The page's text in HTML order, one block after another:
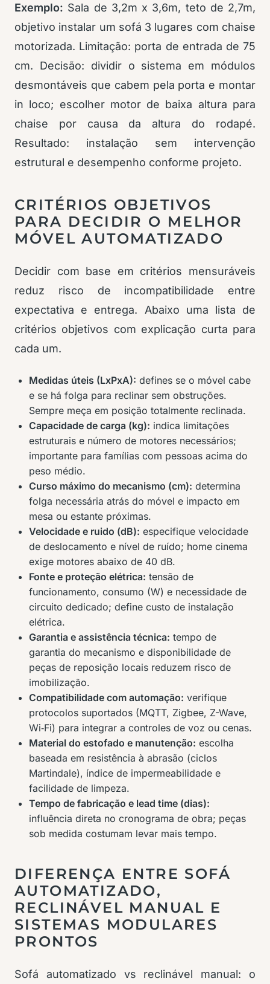
Exemplo: Sala de 3,2m x 3,6m, teto de 2,7m,
objetivo instalar um sofá 3 lugares com chaise
motorizada. Limitação: porta de entrada de 75
cm. Decisão: dividir o sistema em módulos
desmontáveis que cabem pela porta e montar
in loco; escolher motor de baixa altura para
chaise por causa da altura do rodapé.
Resultado: instalação sem intervenção
estrutural e desempenho conforme projeto.
CRITÉRIOS OBJETIVOS
PARA DECIDIR O MELHOR
MÓVEL AUTOMATIZADO
Decidir com base em critérios mensuráveis
reduz risco de incompatibilidade entre
expectativa e entrega. Abaixo uma lista de
critérios objetivos com explicação curta para
cada um.
Medidas úteis (LxPxA): defines se o móvel cabe
e se há folga para reclinar sem obstruções.
Sempre meça em posição totalmente reclinada.
Capacidade de carga (kg): indica limitações
estruturais e número de motores necessários;
importante para famílias com pessoas acima do
peso médio.
Curso máximo do mecanismo (cm): determina
folga necessária atrás do móvel e impacto em
mesa ou estante próximas.
Velocidade e ruido (dB): especifique velocidade
de deslocamento e nível de ruído; home cinema
exige motores abaixo de 40 dB.
Fonte e proteção elétrica: tensão de
funcionamento, consumo (W) e necessidade de
circuito dedicado; define custo de instalação
elétrica.
Garantia e assistência técnica: tempo de
garantia do mecanismo e disponibilidade de
peças de reposição locais reduzem risco de
imobilização.
Compatibilidade com automação: verifique
protocolos suportados (MQTT, Zigbee, Z-Wave,
Wi‑Fi) para integrar a controles de voz ou cenas.
Material do estofado e manutenção: escolha
baseada em resistência à abrasão (ciclos
Martindale), índice de impermeabilidade e
facilidade de limpeza.
Tempo de fabricação e lead time (dias):
influência direta no cronograma de obra; peças
sob medida costumam levar mais tempo.
DIFERENÇA ENTRE SOFÁ
AUTOMATIZADO,
RECLINÁVEL MANUAL E
SISTEMAS MODULARES
PRONTOS
Sofá automatizado vs reclinável manual: o